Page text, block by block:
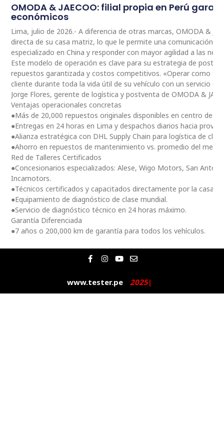
OMODA & JAECOO: filial propia en Perú
económicos
Lima, julio de 2026.- A diferencia de otras marcas, OMODA &
directa de su casa matriz, lo que le permite una comunicación
especializado en China y responder con mayor agilidad a las
Este modelo de operación es clave para su estrategia de
repuestos garantizada y costos competitivos. «Operar como
cliente durante toda la vida útil de su vehículo con un servicio
Jorge Flores, gerente de logística y postventa de OMODA &
Ventajas operacionales concretas
●Más de 20,000 repuestos originales disponibles en centro de
●Entregas en 24 horas en Lima y despachos diarios hacia
●Alianza estratégica con DHL Supply Chain para logística de
●Ahorro en repuestos de mantenimiento vs. promedio del
Red de Talleres Certificados
●Concesionarios especializados: Alese, Wigo Motors, San
Incamotors.
●Técnicos certificados y capacitados directamente por la casa
●Equipamiento de diagnóstico de clase mundial.
●Servicio de diagnóstico técnico en 24 horas máximo.
Garantía Diferenciada
●7 años o 200,000 km de garantía para todos los vehículos.
F
a
e
b
o
I
n
t
a
g
Y
o
t
u
b
E
n
e
l
o
www.tester.pe 2025|